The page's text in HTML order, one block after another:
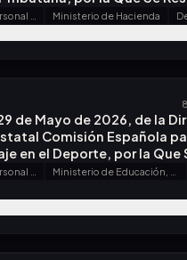
Convocado por
de 2026.
Ministerio de Hacienda
de Mayo de 2026, de la
Comisión Española
en el Deporte, por la Que
de Libre
de 17 de Abril de